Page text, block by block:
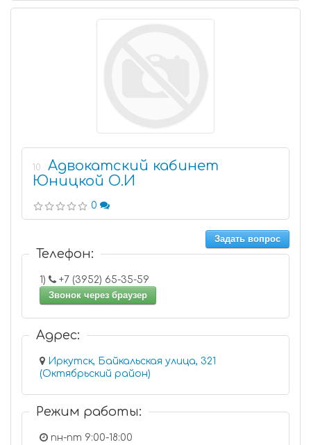
10
Адвокатский кабинет
Юницкой О.И
0
Задать вопрос
Телефон:
1)
+7 (3952) 65-35-59
Звонок через браузер
Адрес:
Иркутск, Байкальская улица, 321
(Октябрьский район)
Режим работы:
пн-пт 9:00-18:00